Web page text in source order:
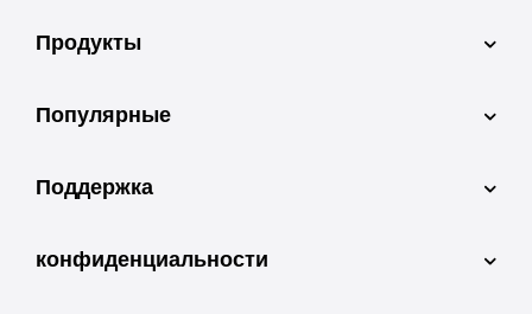
Продукты
Популярные
Поддержка
конфиденциальности